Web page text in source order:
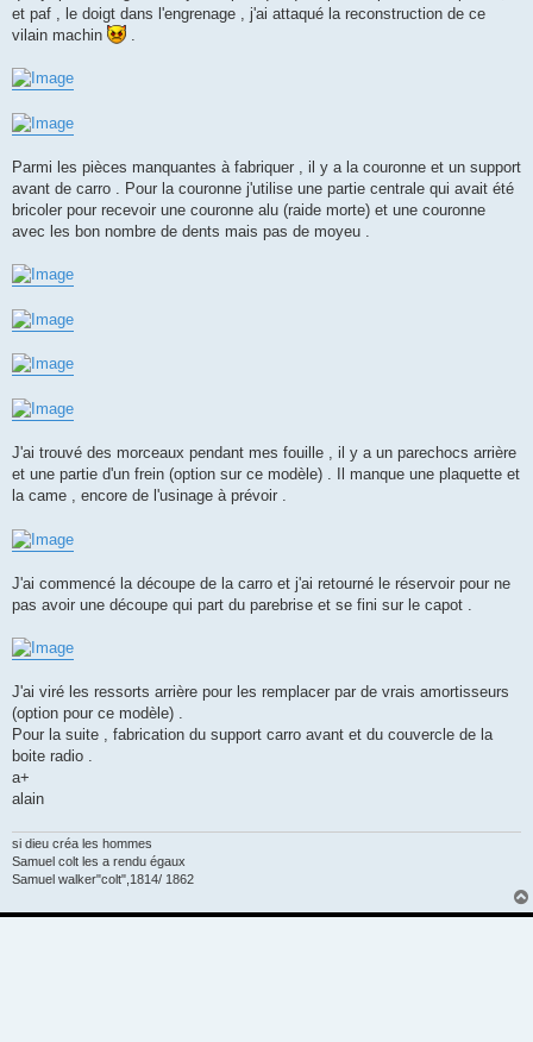
et paf , le doigt dans l'engrenage , j'ai attaqué la reconstruction de ce
vilain machin
Parmi les pièces manquantes à fabriquer , il y a la couronne et un support
avant de carro . Pour la couronne j'utilise une partie centrale qui avait été
bricoler pour recevoir une couronne alu (raide morte) et une couronne
avec les bon nombre de dents mais pas de moyeu .
J'ai trouvé des morceaux pendant mes fouille , il y a un parechocs arrière
et une partie d'un frein (option sur ce modèle) . Il manque une plaquette et
la came , encore de l'usinage à prévoir .
J'ai commencé la découpe de la carro et j'ai retourné le réservoir pour ne
pas avoir une découpe qui part du parebrise et se fini sur le capot .
J'ai viré les ressorts arrière pour les remplacer par de vrais amortisseurs
(option pour ce modèle) .
Pour la suite , fabrication du support carro avant et du couvercle de la
boite radio .
a+
alain
si dieu créa les hommes
Samuel colt les a rendu égaux
Samuel walker"colt",1814/ 1862